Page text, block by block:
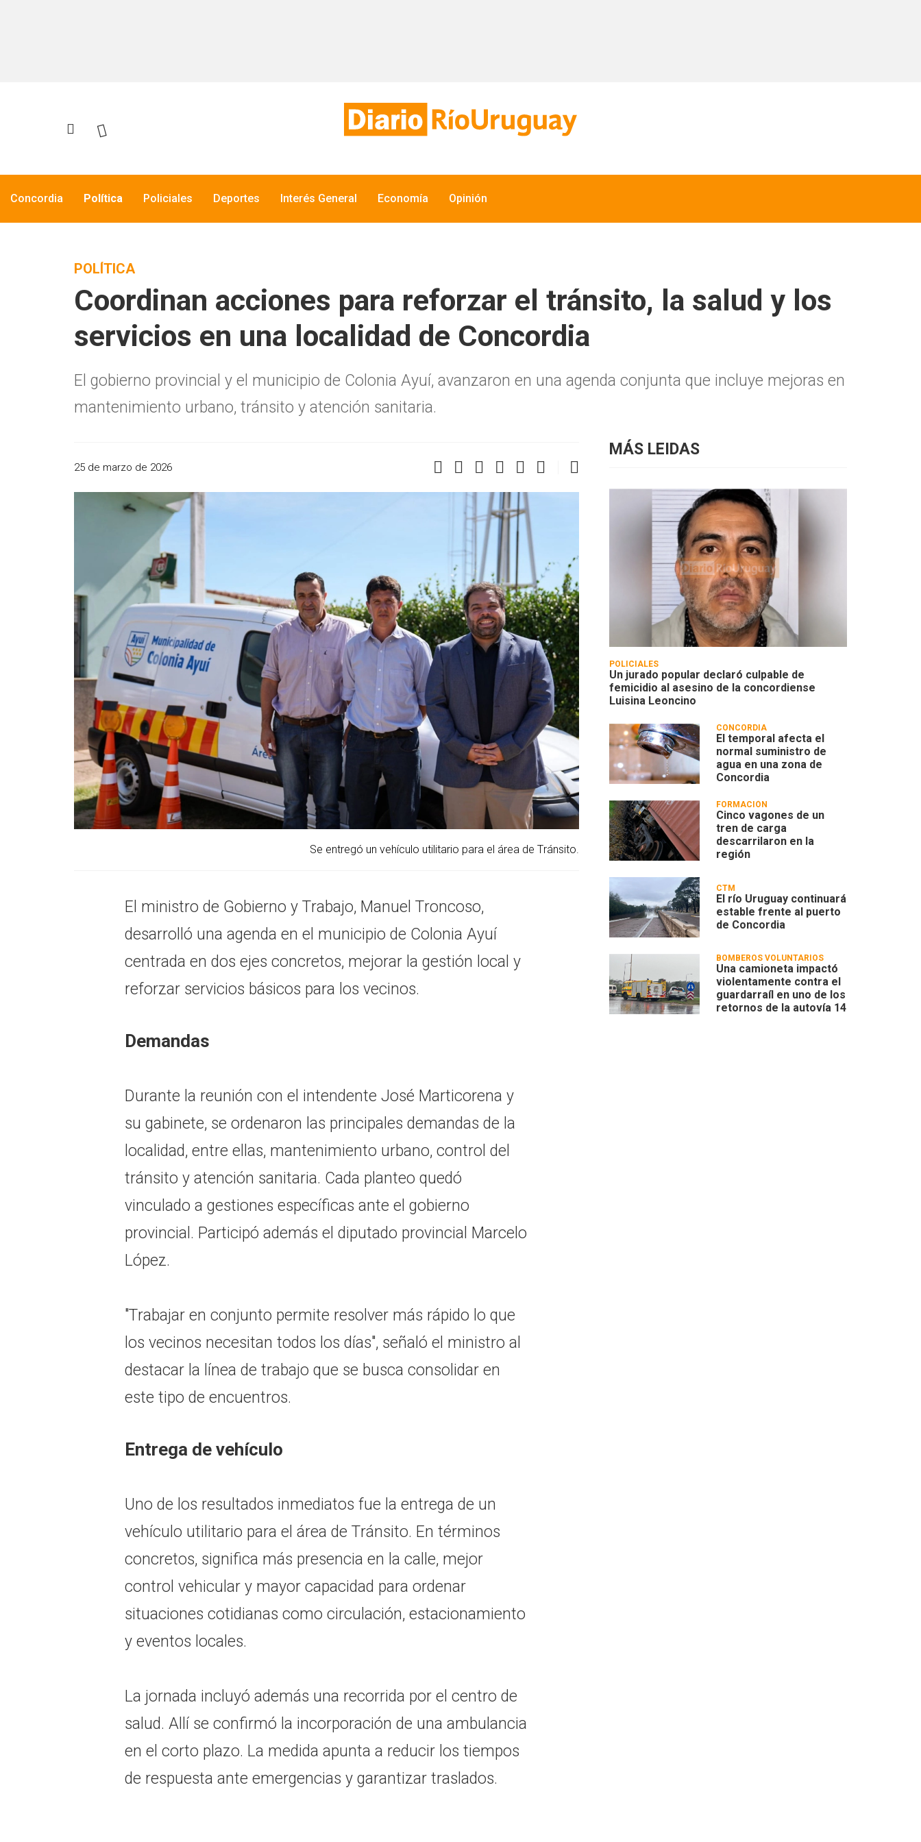
Concordia Política Policiales Deportes Interés General Economía Opinión
POLÍTICA
Coordinan acciones para reforzar el tránsito, la salud y los
servicios en una localidad de Concordia
El gobierno provincial y el municipio de Colonia Ayuí, avanzaron en una agenda conjunta que incluye mejoras en
mantenimiento urbano, tránsito y atención sanitaria.
25 de marzo de 2026
Se entregó un vehículo utilitario para el área de Tránsito.
El ministro de Gobierno y Trabajo, Manuel Troncoso,
desarrolló una agenda en el municipio de Colonia Ayuí
centrada en dos ejes concretos, mejorar la gestión local y
reforzar servicios básicos para los vecinos.
Demandas
Durante la reunión con el intendente José Marticorena y
su gabinete, se ordenaron las principales demandas de la
localidad, entre ellas, mantenimiento urbano, control del
tránsito y atención sanitaria. Cada planteo quedó
vinculado a gestiones específicas ante el gobierno
provincial. Participó además el diputado provincial Marcelo
López.
"Trabajar en conjunto permite resolver más rápido lo que
los vecinos necesitan todos los días", señaló el ministro al
destacar la línea de trabajo que se busca consolidar en
este tipo de encuentros.
Entrega de vehículo
Uno de los resultados inmediatos fue la entrega de un
vehículo utilitario para el área de Tránsito. En términos
concretos, significa más presencia en la calle, mejor
control vehicular y mayor capacidad para ordenar
situaciones cotidianas como circulación, estacionamiento
y eventos locales.
La jornada incluyó además una recorrida por el centro de
salud. Allí se confirmó la incorporación de una ambulancia
en el corto plazo. La medida apunta a reducir los tiempos
de respuesta ante emergencias y garantizar traslados.
MÁS LEIDAS
POLICIALES
Un jurado popular declaró culpable de
femicidio al asesino de la concordiense
Luisina Leoncino
CONCORDIA
El temporal afecta el
normal suministro de
agua en una zona de
Concordia
FORMACIÓN
Cinco vagones de un
tren de carga
descarrilaron en la
región
CTM
El río Uruguay continuará
estable frente al puerto
de Concordia
BOMBEROS VOLUNTARIOS
Una camioneta impactó
violentamente contra el
guardarraíl en uno de los
retornos de la autovía 14